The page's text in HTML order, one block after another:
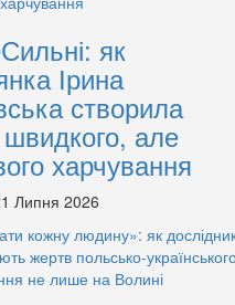
як
Ірина
створила
але
харчування
Липня 2026